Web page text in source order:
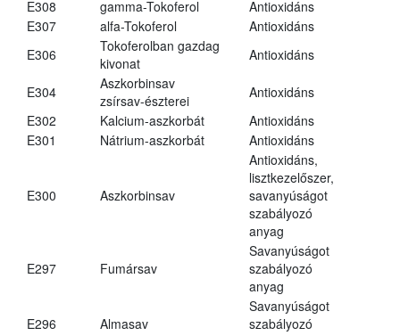
E308
gamma-Tokoferol
Antioxidáns
E307
alfa-Tokoferol
Antioxidáns
E306
Tokoferolban gazdag
kivonat
Antioxidáns
E304
Aszkorbinsav
zsírsav-észterei
Antioxidáns
E302
Kalcium-aszkorbát
Antioxidáns
E301
Nátrium-aszkorbát Antioxidáns
E300 Aszkorbinsav
Antioxidáns,
lisztkezelőszer,
savanyúságot
szabályozó
anyag
E297 Fumársav
Savanyúságot
szabályozó
anyag
E296 Almasav
Savanyúságot
szabályozó